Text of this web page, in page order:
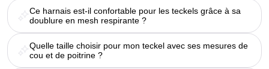
Ce harnais est-il confortable pour les teckels grâce à sa
doublure en mesh respirante ?
Quelle taille choisir pour mon teckel avec ses mesures de
cou et de poitrine ?